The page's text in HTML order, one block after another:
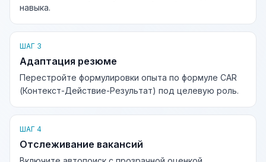
навыка.
ШАГ 3
Адаптация резюме
Перестройте формулировки опыта по формуле CAR
(Контекст-Действие-Результат) под целевую роль.
ШАГ 4
Отслеживание вакансий